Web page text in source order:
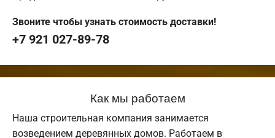
Звоните чтобы узнать стоимость доставки!
+7 921 027-89-78
Как мы работаем
Наша строительная компания занимается
возведением деревянных домов. Работаем в